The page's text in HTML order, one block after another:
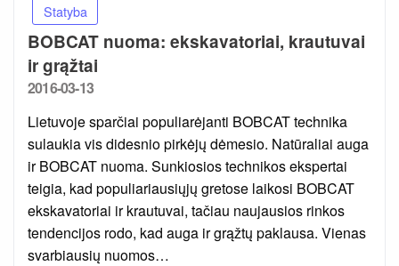
Statyba
BOBCAT nuoma: ekskavatoriai, krautuvai
ir grąžtai
Posted
2016-03-13
Lietuvoje sparčiai populiarėjanti BOBCAT technika
sulaukia vis didesnio pirkėjų dėmesio. Natūraliai auga
ir BOBCAT nuoma. Sunkiosios technikos ekspertai
teigia, kad populiariausiųjų gretose laikosi BOBCAT
ekskavatoriai ir krautuvai, tačiau naujausios rinkos
tendencijos rodo, kad auga ir grąžtų paklausa. Vienas
svarbiausių nuomos…